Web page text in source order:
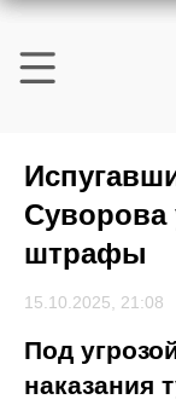
Суворова
штрафы
15.10.2025, 21:08
Под
наказания